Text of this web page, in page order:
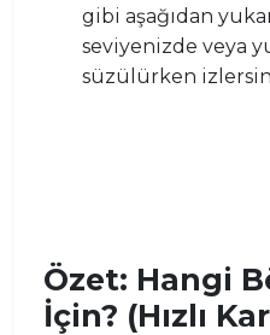
gibi aşağıdan
seviyenizde veya
süzülürken
Özet: Hangi
İçin? (Hızlı